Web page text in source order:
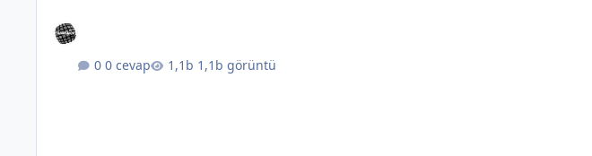
0 cevap 1,1b görüntü